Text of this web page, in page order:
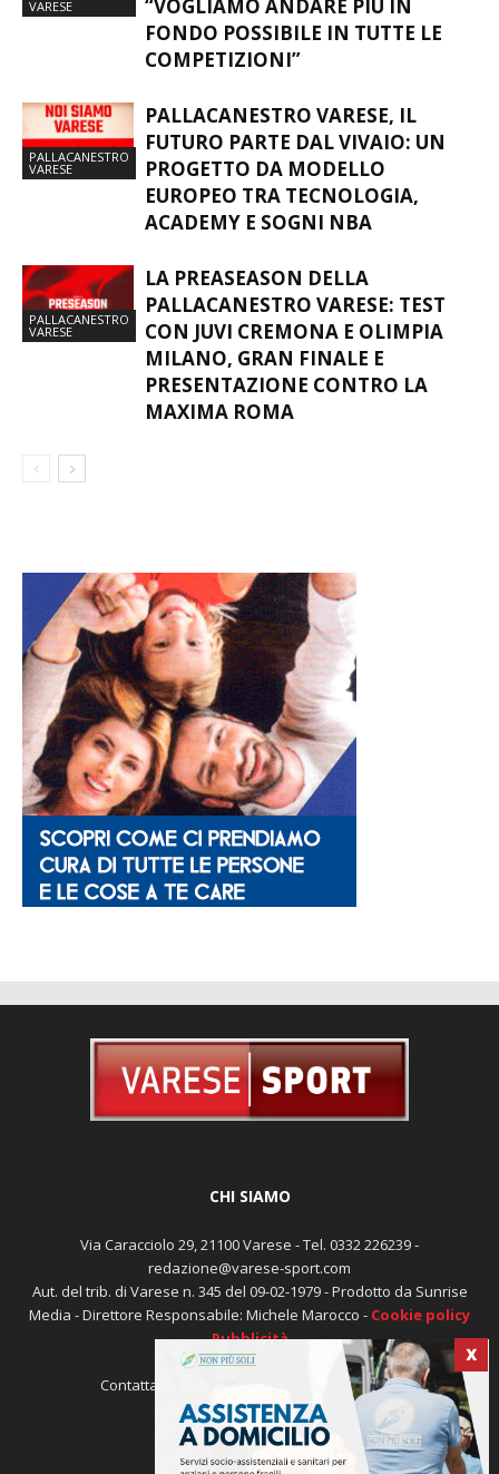
VARESE
“VOGLIAMO ANDARE PIÙ IN
FONDO POSSIBILE IN TUTTE LE
COMPETIZIONI”
PALLACANESTRO
VARESE
PALLACANESTRO VARESE, IL
FUTURO PARTE DAL VIVAIO: UN
PROGETTO DA MODELLO
EUROPEO TRA TECNOLOGIA,
ACADEMY E SOGNI NBA
PALLACANESTRO
VARESE
LA PREASEASON DELLA
PALLACANESTRO VARESE: TEST
CON JUVI CREMONA E OLIMPIA
MILANO, GRAN FINALE E
PRESENTAZIONE CONTRO LA
MAXIMA ROMA
X
CHI SIAMO
Via Caracciolo 29, 21100 Varese - Tel. 0332 226239 -
redazione@varese-sport.com
Aut. del trib. di Varese n. 345 del 09-02-1979 - Prodotto da Sunrise
Media - Direttore Responsabile: Michele Marocco - Cookie policy
Pubblicità
Contattaci: redazione@varese-sport.com
SEGUICI